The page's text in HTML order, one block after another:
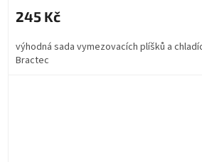
245 Kč
výhodná sada vymezovacích plíšků a
Bractec